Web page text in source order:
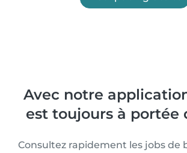
Avec notre
est toujours à portée
Consultez rapidement les jobs de